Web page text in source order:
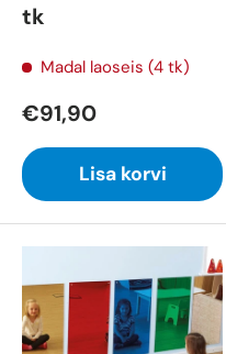
tk
Madal laoseis (4 tk)
€91,90
Lisa korvi